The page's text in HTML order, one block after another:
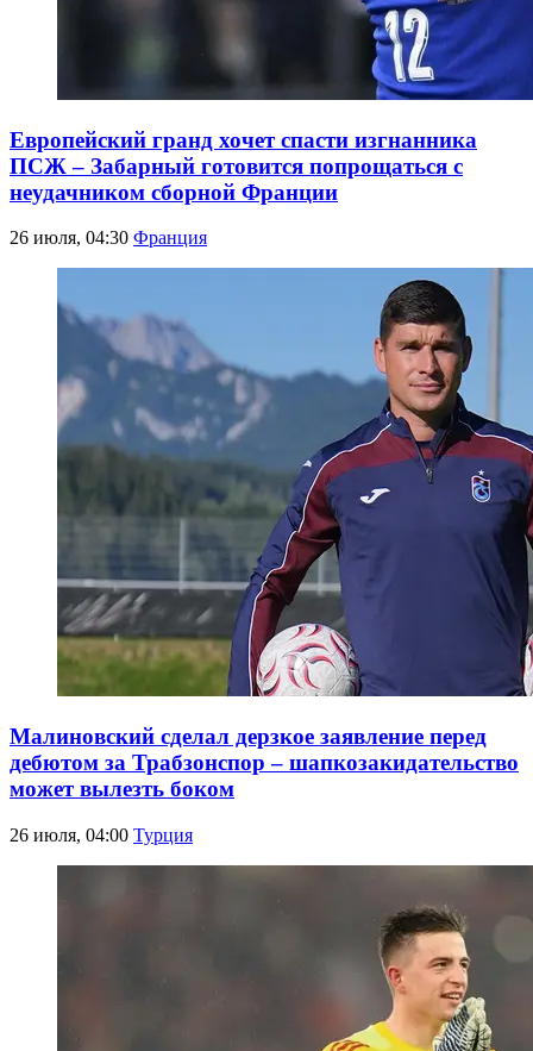
Европейский гранд хочет спасти изгнанника
ПСЖ – Забарный готовится попрощаться с
неудачником сборной Франции
26 июля, 04:30 Франция
Малиновский сделал дерзкое заявление перед
дебютом за Трабзонспор – шапкозакидательство
может вылезть боком
26 июля, 04:00 Турция